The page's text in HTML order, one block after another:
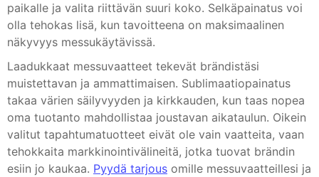
paikalle ja valita riittävän suuri koko. Selkäpainatus voi
olla tehokas lisä, kun tavoitteena on maksimaalinen
näkyvyys messukäytävissä.
Laadukkaat messuvaatteet tekevät brändistäsi
muistettavan ja ammattimaisen. Sublimaatiopainatus
takaa värien säilyvyyden ja kirkkauden, kun taas nopea
oma tuotanto mahdollistaa joustavan aikataulun. Oikein
valitut tapahtumatuotteet eivät ole vain vaatteita, vaan
tehokkaita markkinointivälineitä, jotka tuovat brändin
esiin jo kaukaa. Pyydä tarjous omille messuvaatteillesi ja